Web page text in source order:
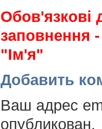
Обов'язкові
заповнення
"Ім'я"
Добавить
Ваш адрес
опубликован.